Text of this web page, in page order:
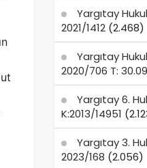
Yargıtay
2021/1412 (2.468)
Yargıtay
2020/706 T:
Yargıtay 6.
K:2013/14951
Yargıtay 3.
2023/168 (2.056)